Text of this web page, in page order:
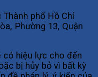
phố Hồ Chí
Phường 13, Quận
có hiệu lực cho đến
bị hủy bỏ vì bất kỳ